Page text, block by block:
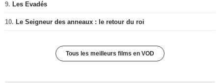
9. Les Evadés
10. Le Seigneur des anneaux : le retour du roi
Tous les meilleurs films en VOD